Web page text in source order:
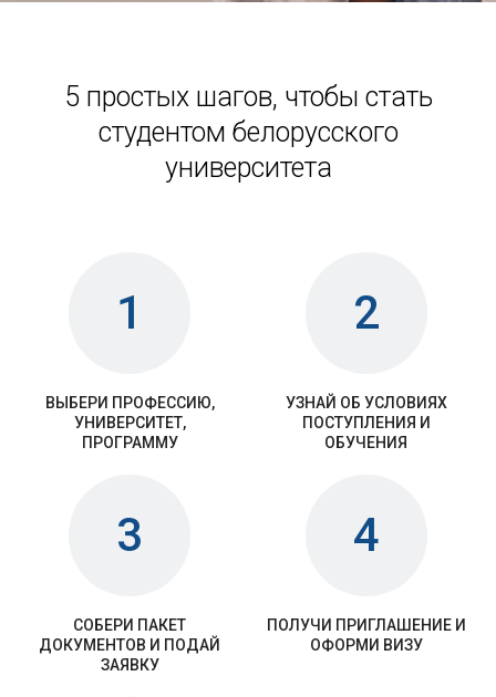
5 простых шагов, чтобы стать
студентом белорусского
университета
1
ВЫБЕРИ ПРОФЕССИЮ,
УНИВЕРСИТЕТ,
ПРОГРАММУ
2
УЗНАЙ ОБ УСЛОВИЯХ
ПОСТУПЛЕНИЯ И
ОБУЧЕНИЯ
3
СОБЕРИ ПАКЕТ
ДОКУМЕНТОВ И ПОДАЙ
ЗАЯВКУ
4
ПОЛУЧИ ПРИГЛАШЕНИЕ И
ОФОРМИ ВИЗУ